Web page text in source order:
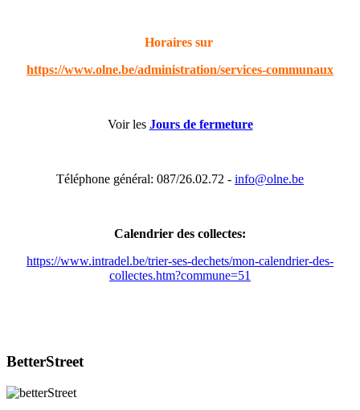
Horaires sur
https://www.olne.be/administration/services-communaux
Voir les Jours de fermeture
Téléphone général: 087/26.02.72 - info@olne.be
Calendrier des collectes:
https://www.intradel.be/trier-ses-dechets/mon-calendrier-des-
collectes.htm?commune=51
BetterStreet